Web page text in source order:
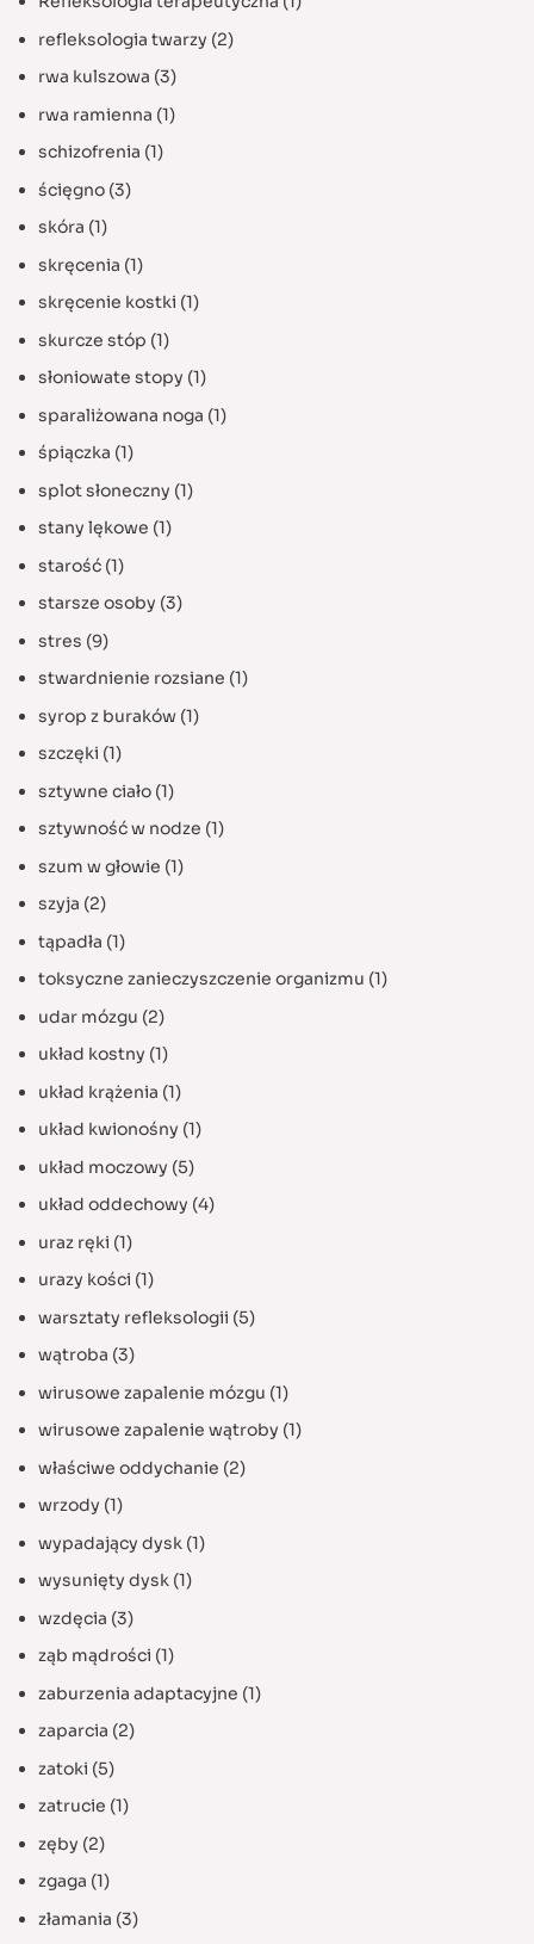
refleksologia twarzy (2)
rwa kulszowa (3)
rwa ramienna (1)
schizofrenia (1)
ścięgno(3)
skóra (1)
skręcenia (1)
skręcenie kostki (1)
skurcze stóp (1)
słoniowate stopy (1)
sparaliżowana noga (1)
śpiączka (1)
splot słoneczny (1)
stany lękowe (1)
starość(1)
starsze osoby (3)
stres (9)
stwardnienie rozsiane (1)
syrop z buraków(1)
szczęki (1)
sztywne ciało(1)
sztywność w nodze (1)
szum w głowie (1)
szyja (2)
tąpadła (1)
toksyczne zanieczyszczenie organizmu (1)
udar mózgu (2)
układ kostny (1)
układ krążenia (1)
układ kwionośny (1)
układ moczowy (5)
układ oddechowy (4)
uraz ręki (1)
urazy kości (1)
warsztaty refleksologii (5)
wątroba (3)
wirusowe zapalenie mózgu (1)
wirusowe zapalenie wątroby (1)
właściwe oddychanie (2)
wrzody (1)
wypadający dysk(1)
wysunięty dysk(1)
wzdęcia (3)
ząb mądrości (1)
zaburzenia adaptacyjne (1)
zaparcia (2)
zatoki (5)
zatrucie (1)
zęby (2)
zgaga (1)
złamania (3)